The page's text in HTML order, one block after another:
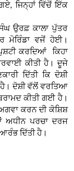
ਜਿਨ੍ਹਾਂ ਵਿੱਚੋਂ ਇੱਕ
ਉਰਫ਼ ਕਾਲਾ ਪੁੱਤਰ
ਮੋਰਿੰਡਾ ਵਜੋਂ ਹੋਈ।
ਕਰਦਿਆਂ ਕਿਹਾ
ਕੀਤੀ ਹੈ। ਦੂਜੇ
ਦਿੱਤੀ ਕਿ ਦੋਸ਼ੀ
ਦੋਸ਼ੀ ਵੱਲੋਂ ਵਰਤਿਆ
ਕੀਤੀ ਗਈ ਹੈ।
ਕਰਨ ਦੀ ਕੋਸ਼ਿਸ਼
ਅਧੀਨ ਪਰਚਾ ਦਰਜ
ਦਿੱਤੀ ਹੈ।